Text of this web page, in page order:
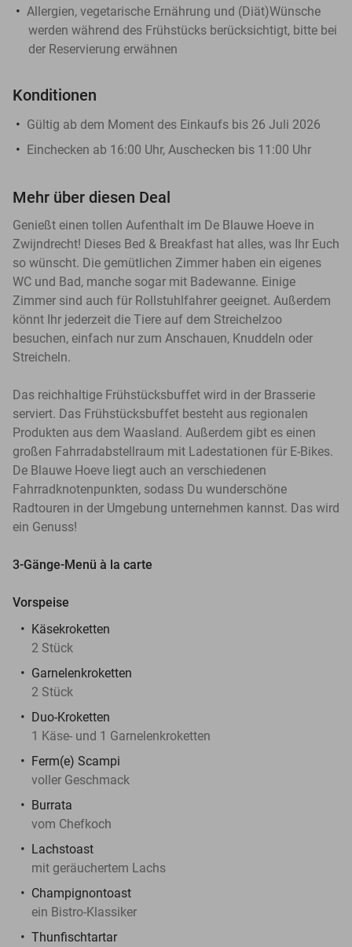
Allergien, vegetarische Ernährung und (Diät)Wünsche
werden während des Frühstücks berücksichtigt, bitte bei
der Reservierung erwähnen
Konditionen
Gültig ab dem Moment des Einkaufs bis 26 Juli 2026
Einchecken ab 16:00 Uhr, Auschecken bis 11:00 Uhr
Mehr über diesen Deal
Genießt einen tollen Aufenthalt im De Blauwe Hoeve in
Zwijndrecht! Dieses Bed & Breakfast hat alles, was Ihr Euch
so wünscht. Die gemütlichen Zimmer haben ein eigenes
WC und Bad, manche sogar mit Badewanne. Einige
Zimmer sind auch für Rollstuhlfahrer geeignet. Außerdem
könnt Ihr jederzeit die Tiere auf dem Streichelzoo
besuchen, einfach nur zum Anschauen, Knuddeln oder
Streicheln.
Das reichhaltige Frühstücksbuffet wird in der Brasserie
serviert. Das Frühstücksbuffet besteht aus regionalen
Produkten aus dem Waasland. Außerdem gibt es einen
großen Fahrradabstellraum mit Ladestationen für E-Bikes.
De Blauwe Hoeve liegt auch an verschiedenen
Fahrradknotenpunkten, sodass Du wunderschöne
Radtouren in der Umgebung unternehmen kannst. Das wird
ein Genuss!
3-Gänge-Menü à la carte
Vorspeise
Käsekroketten
2 Stück
Garnelenkroketten
2 Stück
Duo-Kroketten
1 Käse- und 1 Garnelenkroketten
Ferm(e) Scampi
voller Geschmack
Burrata
vom Chefkoch
Lachstoast
mit geräuchertem Lachs
Champignontoast
ein Bistro-Klassiker
Thunfischtartar